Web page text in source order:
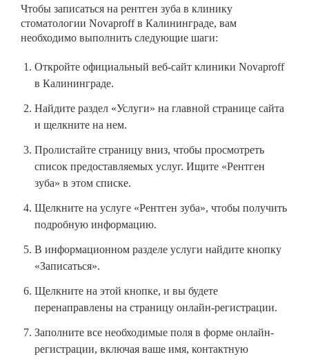
Чтобы записаться на рентген зуба в клинику
стоматологии Novaproff в Калининграде, вам
необходимо выполнить следующие шаги:
Откройте официальный веб-сайт клиники Novaproff
в Калининграде.
Найдите раздел «Услуги» на главной странице сайта
и щелкните на нем.
Пролистайте страницу вниз, чтобы просмотреть
список предоставляемых услуг. Ищите «Рентген
зуба» в этом списке.
Щелкните на услуге «Рентген зуба», чтобы получить
подробную информацию.
В информационном разделе услуги найдите кнопку
«Записаться».
Щелкните на этой кнопке, и вы будете
перенаправлены на страницу онлайн-регистрации.
Заполните все необходимые поля в форме онлайн-
регистрации, включая ваше имя, контактную